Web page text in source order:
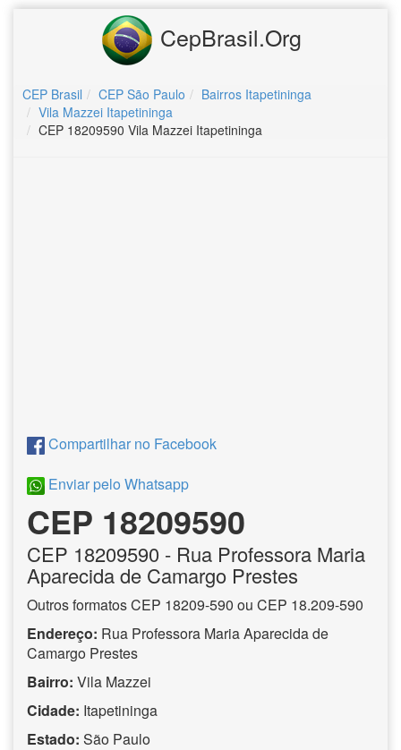
CepBrasil.Org
CEP Brasil CEP São Paulo
Bairros Itapetininga
Vila Mazzei Itapetininga
CEP 18209590 Vila Mazzei Itapetininga
Compartilhar no Facebook
Enviar pelo Whatsapp
CEP 18209590
CEP 18209590 - Rua Professora Maria
Aparecida de Camargo Prestes
Outros formatos CEP 18209-590 ou CEP 18.209-590
Endereço: Rua Professora Maria Aparecida de
Camargo Prestes
Bairro: Vila Mazzei
Cidade: Itapetininga
Estado: São Paulo